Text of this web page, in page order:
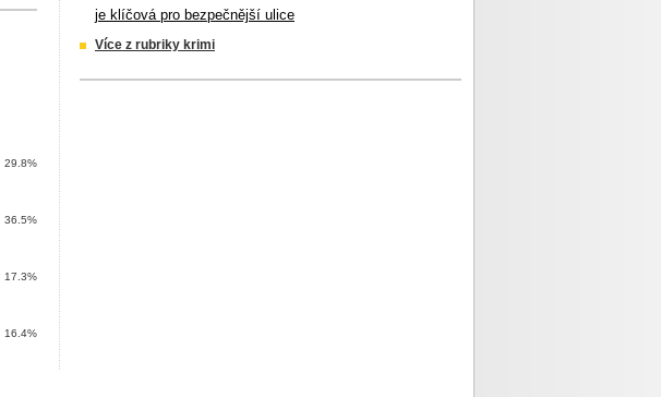
29.8%
36.5%
17.3%
16.4%
je klíčová pro bezpečnější ulice
Více z rubriky krimi